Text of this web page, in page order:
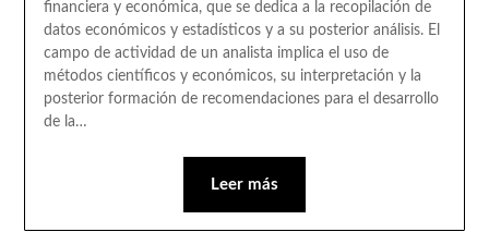
financiera y económica, que se dedica a la recopilación de
datos económicos y estadísticos y a su posterior análisis. El
campo de actividad de un analista implica el uso de
métodos científicos y económicos, su interpretación y la
posterior formación de recomendaciones para el desarrollo
de la…
Leer más